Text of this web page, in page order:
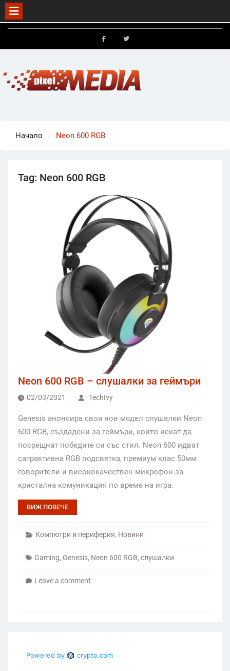
Skip
Начало Neon 600 RGB
Tag: Neon 600 RGB
Neon 600 RGB – слушалки за геймъри
02/03/2021 TechIvy
Genesis анонсира своя нов модел слушалки Neon
600 RGB, създадени за геймъри, които искат да
посрещнат победите си със стил. Neon 600 идват
сатрактивна RGB подсветка, премиум клас 50мм
говорители и висококачествен микрофон за
кристална комуникация по време на игра.
ВИЖ ПОВЕЧЕ
Компютри и периферия, Новини
Gaming, Genesis, Neon 600 RGB, слушалки
Leave a comment